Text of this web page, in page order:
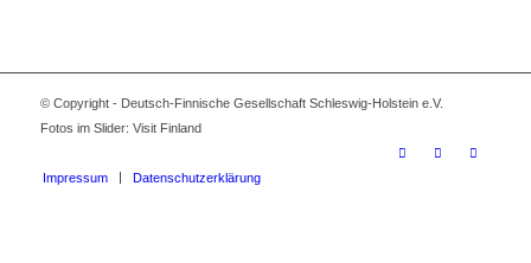
© Copyright - Deutsch-Finnische Gesellschaft Schleswig-Holstein e.V.
Fotos im Slider: Visit Finland
Impressum Datenschutzerklärung